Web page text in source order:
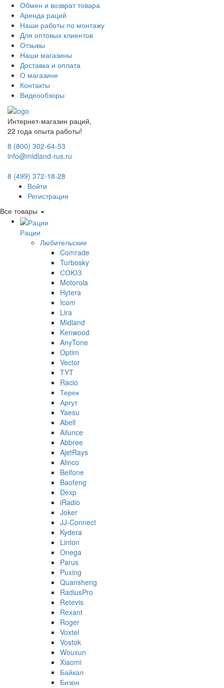
Обмен и возврат товара
Аренда раций
Наши работы по монтажу
Для оптовых клиентов
Отзывы
Наши магазины
Доставка и оплата
О магазине
Контакты
Видеообзоры
Интернет-магазин раций,
22 года опыта работы!
8 (800) 302-64-53
info@midland-rus.ru
8 (499) 372-18-28
Войти
Регистрация
Все товары
Рации
Любительские
Comrade
Turbosky
СОЮЗ
Motorola
Hytera
Icom
Lira
Midland
Kenwood
AnyTone
Optim
Vector
TYT
Racio
Терек
Аргут
Yaesu
Abell
Ailunce
Abbree
AjetRays
Alinco
Belfone
Baofeng
Dexp
iRadio
Joker
JJ-Connect
Kydera
Linton
Onega
Parus
Puxing
Quansheng
RadiusPro
Retevis
Rexant
Roger
Voxtel
Vostok
Wouxun
Xiaomi
Байкал
Бизон